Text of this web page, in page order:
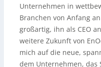
Unternehmen in
Branchen von Anfang
großartig, ihn als CEO
weitere Zukunft von
mich auf die neue,
dem Unternehmen, das